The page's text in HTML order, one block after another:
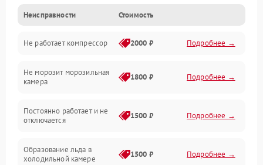
Механика
Электропитание
Дренаж
Неисправности Стоимость
Не работает компрессор 2000 ₽ Подробнее →
Не морозит морозильная
камера
1800 ₽ Подробнее →
Постоянно работает и не
отключается
1500 ₽ Подробнее →
Образование льда в
холодильной камере
1500 ₽ Подробнее →